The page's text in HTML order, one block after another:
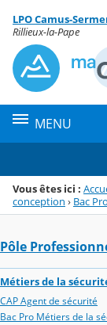
Menu de la
Contenu
LPO Camus-
Rillieux-la-Pape
MENU
Vous êtes ici :
conception › Bac
Pôle
Métiers de la
CAP Agent de sécurité
Bac Pro Métiers de la